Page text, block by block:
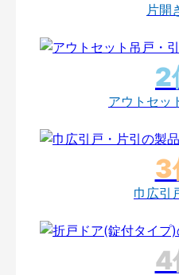
片開
アウトセッ
巾広引